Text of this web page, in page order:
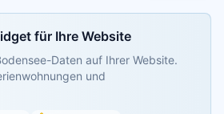
für Ihre Website
Daten auf Ihrer Website.
und